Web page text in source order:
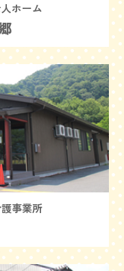
ホーム
事業所